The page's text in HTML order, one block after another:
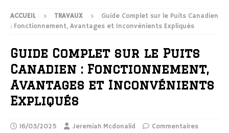
ACCUEIL TRAVAUX
Guide Complet sur le Puits Canadien
: Fonctionnement, Avantages et Inconvénients Expliqués
Guide Complet sur le Puits
Canadien : Fonctionnement,
Avantages et Inconvénients
Expliqués
16/03/2025 Jeremiah Mcdonalid
Commentaires